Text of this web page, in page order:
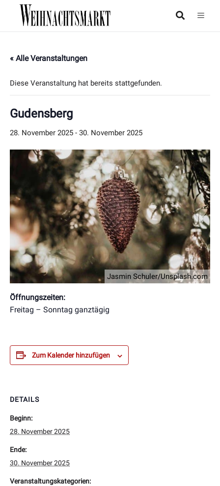
« Alle Veranstaltungen
Diese Veranstaltung hat bereits stattgefunden.
Gudensberg
28. November 2025 - 30. November 2025
Jasmin Schuler/Unsplash.com
Öffnungszeiten:
Freitag – Sonntag ganztägig
Zum Kalender hinzufügen
DETAILS
Beginn:
28. November 2025
Ende:
30. November 2025
Veranstaltungskategorien: